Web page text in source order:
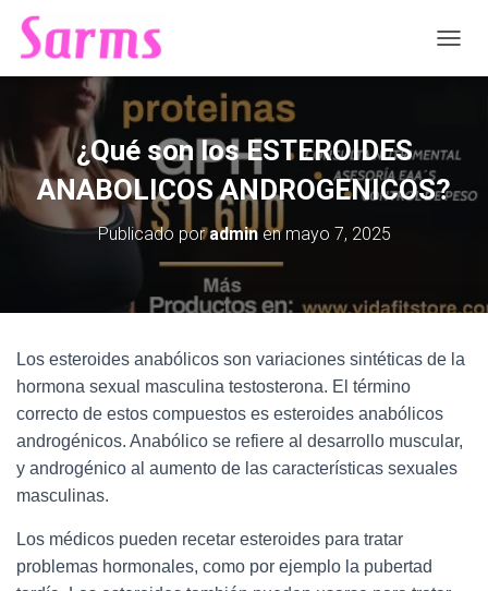
A
A
R
M
E
V
C
I
¿Qué son los ESTEROIDES
ANABOLICOS ANDROGENICOS?
Publicado poradminenmayo 7, 2025
Los esteroides anabólicos son variaciones sintéticas de la
hormona sexual masculina testosterona. El término
correcto de estos compuestos es esteroides anabólicos
androgénicos. Anabólico se refiere al desarrollo muscular,
y androgénico al aumento de las características sexuales
masculinas.
Los médicos pueden recetar esteroides para tratar
problemas hormonales, como por ejemplo la pubertad